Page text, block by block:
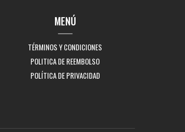
MENÚ
TÉRMINOS Y CONDICIONES
POLITICA DE REEMBOLSO
POLÍTICA DE PRIVACIDAD